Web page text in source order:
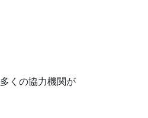
くの協力機関が